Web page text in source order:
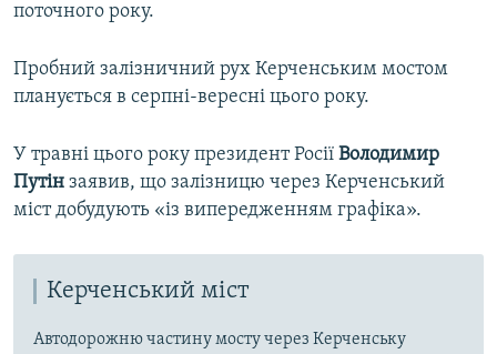
поточного року.
Пробний залізничний рух Керченським мостом
планується в серпні-вересні цього року.
У травні цього року президент Росії Володимир
Путін заявив, що залізницю через Керченський
міст добудують «із випередженням графіка».
Керченський міст
Автодорожню частину мосту через Керченську